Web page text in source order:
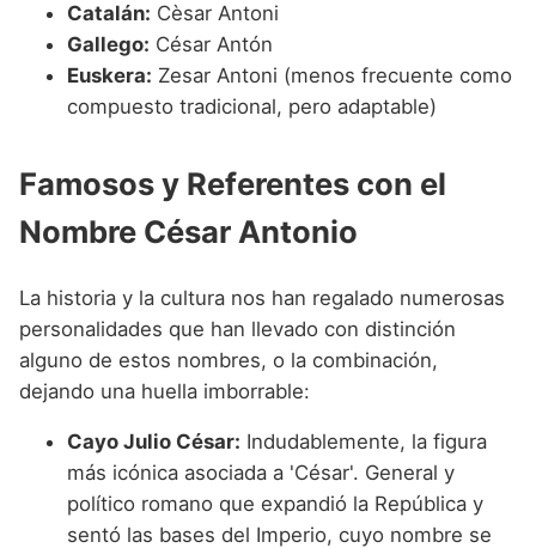
Catalán: Cèsar Antoni
Gallego: César Antón
Euskera: Zesar Antoni (menos frecuente como
compuesto tradicional, pero adaptable)
Famosos y Referentes con el
Nombre César Antonio
La historia y la cultura nos han regalado numerosas
personalidades que han llevado con distinción
alguno de estos nombres, o la combinación,
dejando una huella imborrable:
Cayo Julio César: Indudablemente, la figura
más icónica asociada a 'César'. General y
político romano que expandió la República y
sentó las bases del Imperio, cuyo nombre se